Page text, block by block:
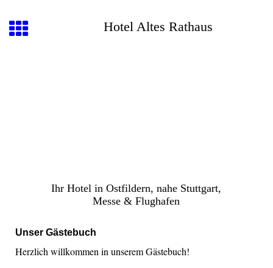
Hotel Altes Rathaus
Ihr Hotel in Ostfildern, nahe Stuttgart,
Messe & Flughafen
Unser Gästebuch
Herzlich willkommen in unserem Gästebuch!